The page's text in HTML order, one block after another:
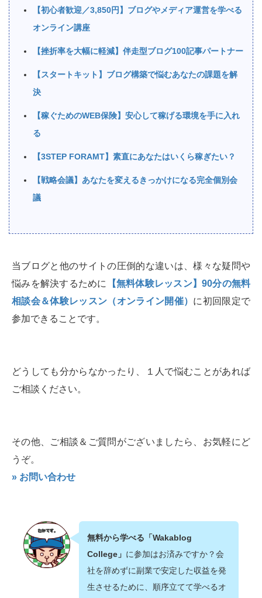
【初心者歓迎／3,850円】ブログやメディア運営を学べる
オンライン講座
【挫折率を大幅に軽減】伴走型ブログ100記事パートナー
【スタートキット】ブログ構築で悩むあなたの課題を解
決
【稼ぐためのWEB保険】安心して稼げる環境を手に入れ
る
【3STEP FORAMT】素直にあなたはいくら稼ぎたい？
【戦略会議】あなたを変えるきっかけになる完全個別会
議
当ブログと他のサイトの圧倒的な違いは、様々な疑問や
悩みを解決するために
【無料体験レッスン】90分の無料
相談会＆体験レッスン（オンライン開催） に初回限定で
参加できることです。
どうしても分からなかったり、１人で悩むことがあれば
ご相談ください。
その他、ご相談＆ご質問がございましたら、お気軽にど
うぞ。
» お問い合わせ
無料から学べる「Wakablog
College」 に参加はお済みですか？会
社を辞めずに副業で安定した収益を発
生させるために、順序立てて学べるオ